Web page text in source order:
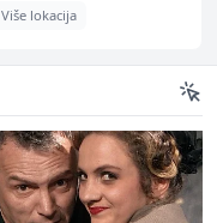
Više lokacija